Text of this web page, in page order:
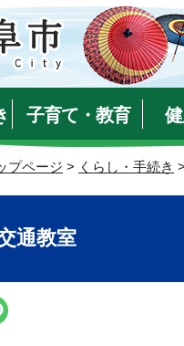
子育て・教育
プページ > くらし・手続き >
通教室